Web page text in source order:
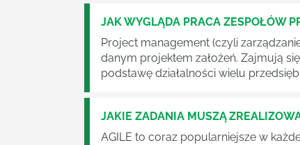
JAK WYGLĄDA PRACA ZESPOŁÓW
Project management (czyli
danym projektem założeń. Zajmują
podstawę działalności wielu
JAKIE ZADANIA MUSZĄ
AGILE to coraz popularniejsze w